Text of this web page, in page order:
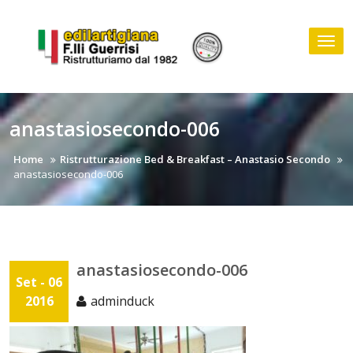
content
anastasiosecondo-006
Home
Ristrutturazione Bed & Breakfast – Anastasio Secondo
anastasiosecondo-006
Set - 06
2016
anastasiosecondo-006
adminduck